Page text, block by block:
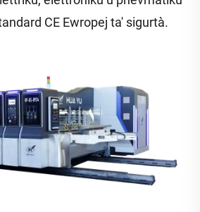
CE Ewropej ta' sigurtà.